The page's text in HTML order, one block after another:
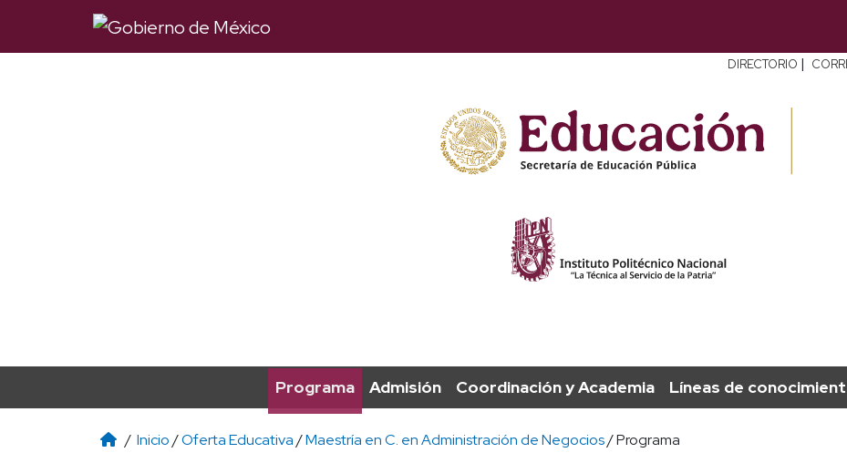
DIRECTORIO |
Programa Admisión Coordinación y Academia Líneas de
/ Inicio/Oferta Educativa/Maestría en C. en Administración de Negocios/ Programa